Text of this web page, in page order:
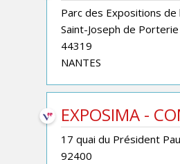
Parc des Expositions
Saint-Joseph de Porterie
44319
NANTES
EXPOSIMA -
17 quai du Président
92400